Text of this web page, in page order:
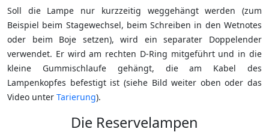
Soll die Lampe nur kurzzeitig weggehängt werden (zum
Beispiel beim Stagewechsel, beim Schreiben in den Wetnotes
oder beim Boje setzen), wird ein separater Doppelender
verwendet. Er wird am rechten D-Ring mitgeführt und in die
kleine Gummischlaufe gehängt, die am Kabel des
Lampenkopfes befestigt ist (siehe Bild weiter oben oder das
Video unter Tarierung).
Die Reservelampen